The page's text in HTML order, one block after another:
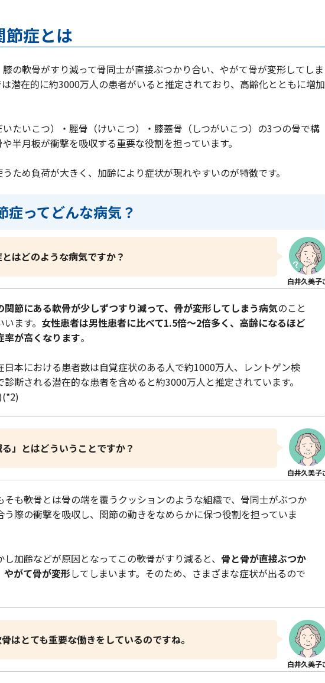
節症とは
の軟骨がすり減って骨同士が直接ぶつかり合い、やがて骨が変形してしま
潜在的に約3000万人の患者がいると推定されており、高齢化とともに増加
たいこつ）・脛骨（けいこつ）・膝蓋骨（しつがいこつ）の3つの骨で構
半月板が衝撃を吸収する重要な役割を担っています。
ため負荷が大きく、加齢により症状が現れやすいのが特徴です。
症ってどんな病気？
はどのような病気ですか？
関節にある軟骨が少しずつすり減って、骨が変形してしまう病気のこと
います。 女性患者は男性患者に比べて1.5倍～2倍多く、高齢になるほど
率が高くなります。
日本における患者数は自覚症状のある人で約1000万人、レントゲン検
診断される潜在的な患者を含めると約3000万人と推定されています。
る」とはどういうことですか？
そも軟骨とは骨の端を覆うクッションのような組織で、骨同士がぶつか
う際の衝撃を吸収し、関節の動きをなめらかに保つ役割を担っていま
し加齢などが原因となってこの軟骨がすり減ると、 骨と骨が直接ぶつか
やがて骨が変形してしまいます。そのため、さまざまな症状が出るので
はとても重要な働きをしているのですね。